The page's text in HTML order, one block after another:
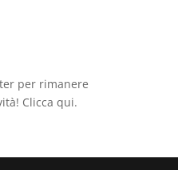
per rimanere
Clicca qui.